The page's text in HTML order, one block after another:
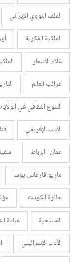
الملف النووي الإيراني
الملكية الفكرية
غلاء الأسعار
غرائب العالم
التنوع الثقافي في
الأدب الإفريقي
عمان- الرباط
ماريو فارغاس يوسا
جائزة الكويت
المسيحية
عبادة
الأدب الإسرائيلي